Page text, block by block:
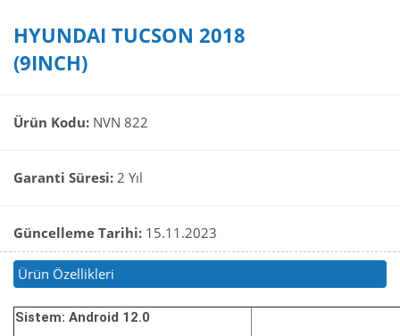
HYUNDAI TUCSON 2018
(9INCH)
Ürün Kodu: NVN 822
Garanti Süresi: 2 Yıl
Güncelleme Tarihi: 15.11.2023
Ürün Özellikleri
Sistem: Android 12.0